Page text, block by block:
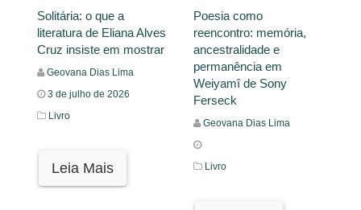
Solitária: o que a
literatura de Eliana Alves
Cruz insiste em mostrar
Geovana Dias Lima
3 de julho de 2026
Livro
Leia Mais
Poesia como
reencontro: memória,
ancestralidade e
permanência em
Weiyamî de Sony
Ferseck
Geovana Dias Lima
Livro